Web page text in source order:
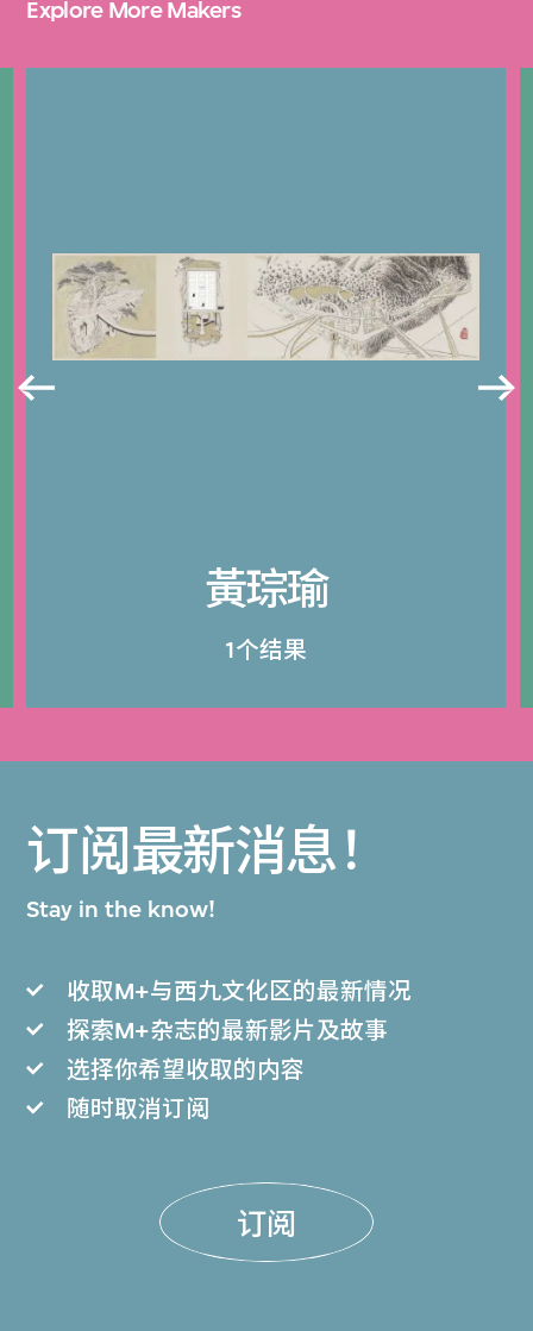
Explore More Makers
黃琮瑜
1个结果
订阅最新消息！
Stay in the know!
收取M+与西九文化区的最新情况
探索M+杂志的最新影片及故事
选择你希望收取的内容
随时取消订阅
订阅